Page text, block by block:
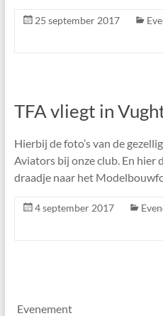
25 september 2017
TFA vliegt in
Hierbij de foto’s van de
Aviators bij onze club. En hier
draadje naar het
4 september 2017
Evenement